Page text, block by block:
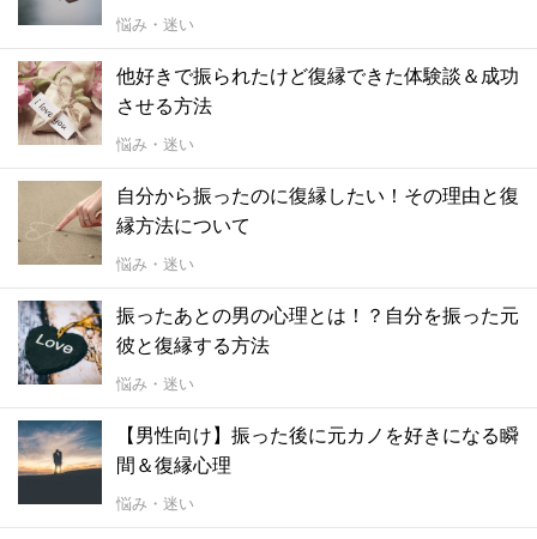
悩み・迷い
他好きで振られたけど復縁できた体験談＆成功
させる方法
悩み・迷い
自分から振ったのに復縁したい！その理由と復
縁方法について
悩み・迷い
振ったあとの男の心理とは！？自分を振った元
彼と復縁する方法
悩み・迷い
【男性向け】振った後に元カノを好きになる瞬
間＆復縁心理
悩み・迷い